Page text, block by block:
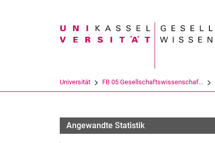
Suchbegriff
Universität FB 05 Gesellschaftswissenschaf...
Angewandte Statistik